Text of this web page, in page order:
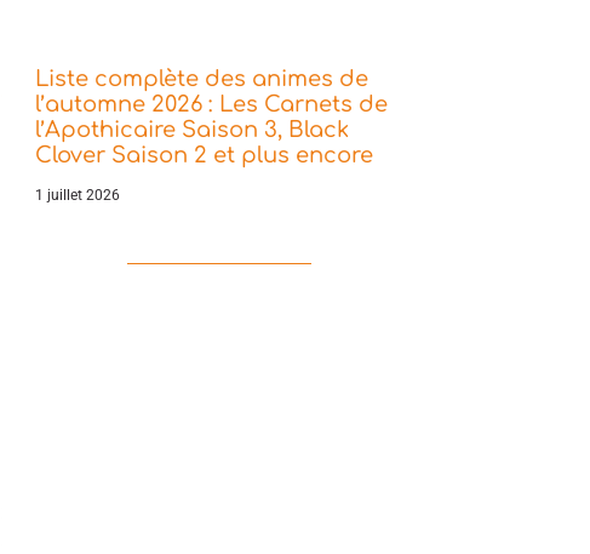
Liste complète des animes de
l’automne 2026 : Les Carnets de
l’Apothicaire Saison 3, Black
Clover Saison 2 et plus encore
1 juillet 2026